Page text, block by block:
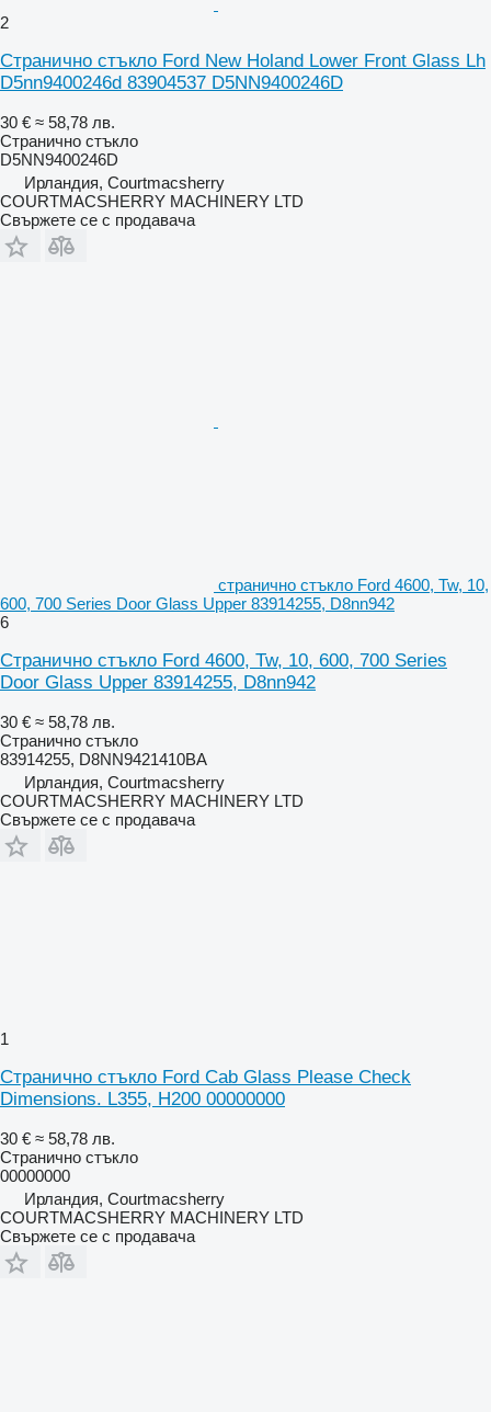
2
Странично стъкло Ford New Holand Lower Front Glass Lh
D5nn9400246d 83904537 D5NN9400246D
30 € ≈ 58,78 лв.
Странично стъкло
D5NN9400246D
Ирландия, Courtmacsherry
COURTMACSHERRY MACHINERY LTD
Свържете се с продавача
странично стъкло Ford 4600, Tw, 10,
600, 700 Series Door Glass Upper 83914255, D8nn942
6
Странично стъкло Ford 4600, Tw, 10, 600, 700 Series
Door Glass Upper 83914255, D8nn942
30 € ≈ 58,78 лв.
Странично стъкло
83914255, D8NN9421410BA
Ирландия, Courtmacsherry
COURTMACSHERRY MACHINERY LTD
Свържете се с продавача
1
Странично стъкло Ford Cab Glass Please Check
Dimensions. L355, H200 00000000
30 € ≈ 58,78 лв.
Странично стъкло
00000000
Ирландия, Courtmacsherry
COURTMACSHERRY MACHINERY LTD
Свържете се с продавача